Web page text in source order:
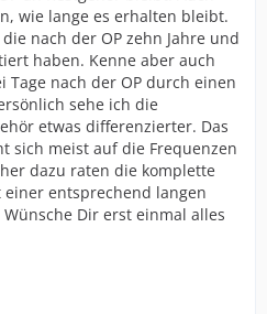
wie lange es erhalten bleibt.
nach der OP zehn Jahre und
haben. Kenne aber auch
Tage nach der OP durch einen
sehe ich die
etwas differenzierter. Das
sich meist auf die Frequenzen
dazu raten die komplette
entsprechend langen
Dir erst einmal alles